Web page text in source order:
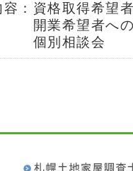
容：資格取得希望
業希望者への
別相談会